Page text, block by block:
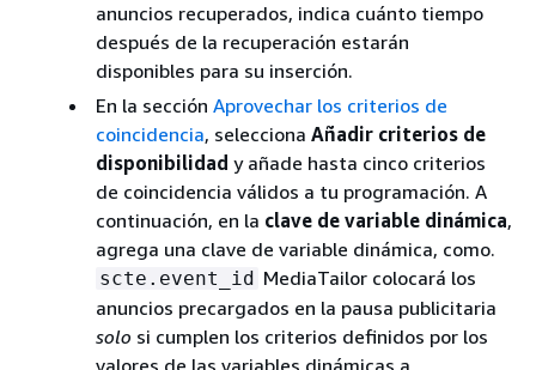
anuncios recuperados, indica cuánto tiempo
después de la recuperación estarán
disponibles para su inserción.
En la sección Aprovechar los criterios de
coincidencia, selecciona Añadir criterios de
disponibilidad y añade hasta cinco criterios
de coincidencia válidos a tu programación. A
continuación, en la clave de variable dinámica,
agrega una clave de variable dinámica, como.
scte.event_id MediaTailor colocará los
anuncios precargados en la pausa publicitaria
solo si cumplen los criterios definidos por los
valores de las variables dinámicas a